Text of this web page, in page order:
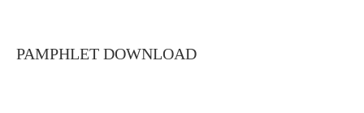
PAMPHLET DOWNLOAD